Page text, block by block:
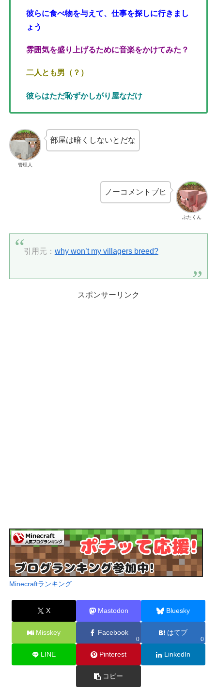
彼らに食べ物を与えて、仕事を探しに行きまし
ょう
雰囲気を盛り上げるために音楽をかけてみた？
二人とも男（？）
彼らはただ恥ずかしがり屋なだけ
管理人
部屋は暗くしないとだな
ぶたくん
ノーコメントブヒ
引用元： why won’t my villagers breed?
スポンサーリンク
Minecraftランキング
X Mastodon Bluesky
Misskey Facebook
0
はてブ
0
LINE Pinterest LinkedIn
コピー